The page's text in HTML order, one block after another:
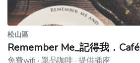
松山區
Remember Me_記得我．Café
免費wifi · 單品咖啡 · 提供插座